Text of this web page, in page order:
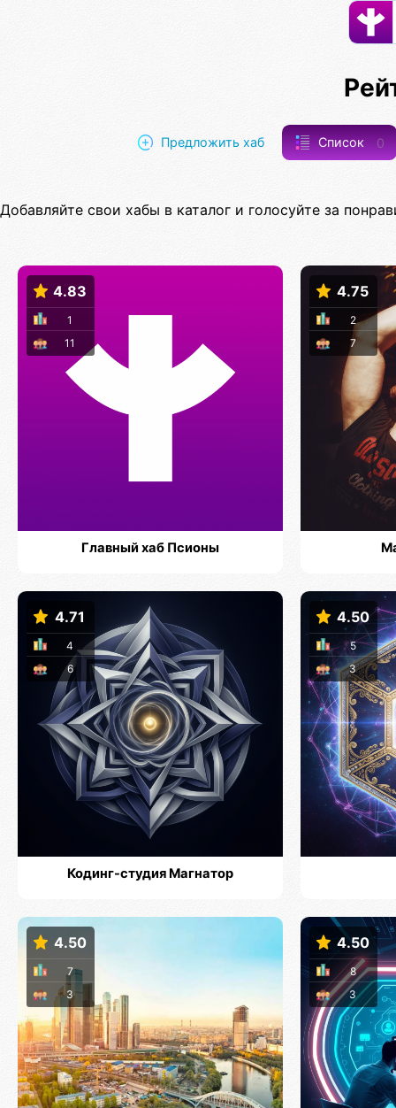
Предложить хаб Список 0
Добавляйте свои хабы в каталог и голосуйте за
4.83
11
1
Главный хаб Псионы
4.75
7
2
4.71
6
4
Кодинг-студия Магнатор
4.50
3
5
4.50
3
7
4.50
3
8